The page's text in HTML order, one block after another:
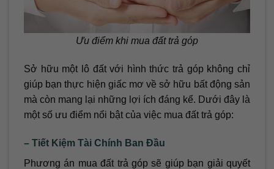
Ưu điểm khi mua đất trả góp
Sở hữu một lô đất với hình thức trả góp không chỉ
giúp bạn thực hiện giấc mơ về sở hữu bất động sản
mà còn mang lại những lợi ích đáng kể. Dưới đây là
một số ưu điểm nổi bật của việc mua đất trả góp:
– Tiết Kiệm Tài Chính Ban Đầu
Phương án mua đất trả góp sẽ giúp bạn giải quyết